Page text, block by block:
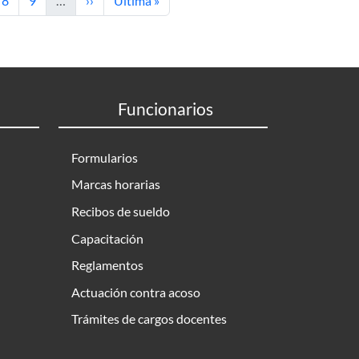
Funcionarios
Formularios
Marcas horarias
Recibos de sueldo
Capacitación
Reglamentos
Actuación contra acoso
Trámites de cargos docentes